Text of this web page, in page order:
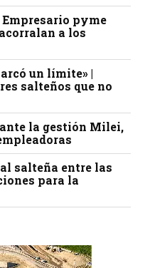
Empresario pyme
a los
un límite» |
salteños que no
la gestión Milei,
salteña entre las
para la